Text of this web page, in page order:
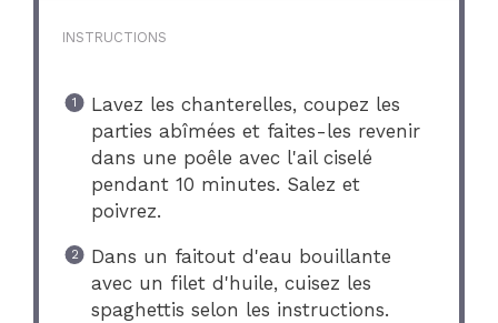
INSTRUCTIONS
Lavez les chanterelles, coupez les
parties abîmées et faites-les revenir
dans une poêle avec l'ail ciselé
pendant 10 minutes. Salez et
poivrez.
Dans un faitout d'eau bouillante
avec un filet d'huile, cuisez les
spaghettis selon les instructions.